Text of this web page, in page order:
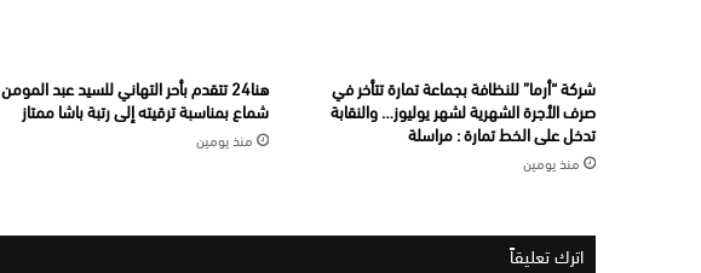
شركة “أرما” للنظافة بجماعة تمارة تتأخر في
صرف الأجرة الشهرية لشهر يوليوز… والنقابة
تدخل على الخط تمارة : مراسلة
منذ يومين
هنا24 تتقدم بأحر التهاني للسيد عبد المومن
شماع بمناسبة ترقيته إلى رتبة باشا ممتاز
منذ يومين
اترك تعليقاً